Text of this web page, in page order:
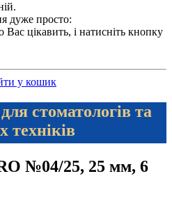
дуже просто:
Вас цікавить, і натисніть кнопку
у кошик
стоматологів та
техніків
№04/25, 25 мм, 6